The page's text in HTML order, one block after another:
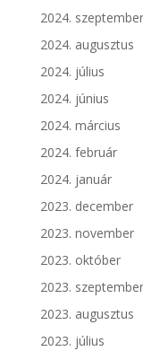
2024. szeptember
2024. augusztus
2024. július
2024. június
2024. március
2024. február
2024. január
2023. december
2023. november
2023. október
2023. szeptember
2023. augusztus
2023. július